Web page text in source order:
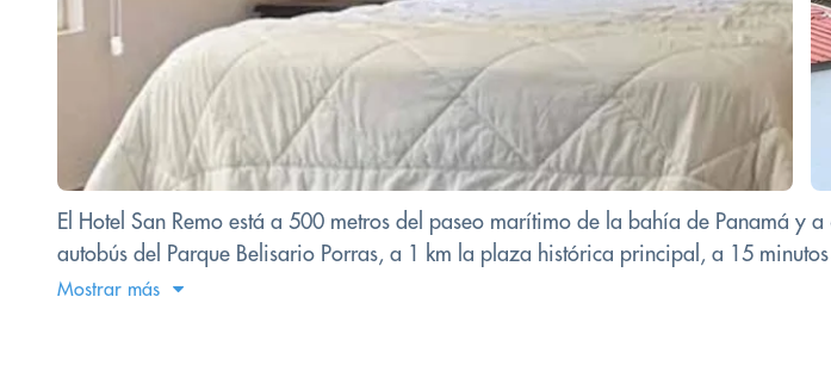
El Hotel San Remo está a 500 metros del paseo marítimo de la bahía de Panamá
autobús del Parque Belisario Porras, a 1 km la plaza histórica principal, a 15
Mostrar más